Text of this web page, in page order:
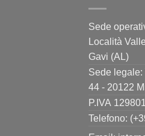
Sede
Località
Gavi (AL)
Sede
44 - 20122
P.IVA
Telefono: